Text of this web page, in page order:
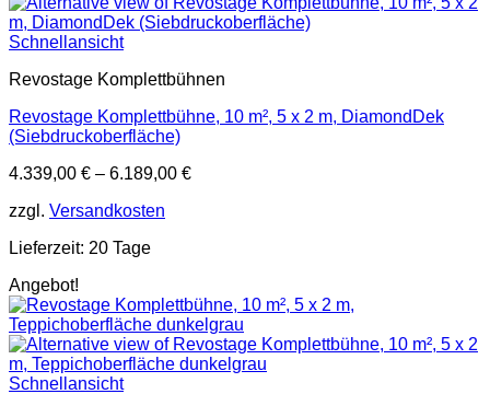
Schnellansicht
Revostage Komplettbühnen
Revostage Komplettbühne, 10 m², 5 x 2 m, DiamondDek
(Siebdruckoberfläche)
4.339,00 € – 6.189,00 €
zzgl. Versandkosten
Lieferzeit: 20 Tage
Angebot!
Schnellansicht